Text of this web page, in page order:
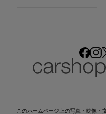
このホームページ上の写真・映像・